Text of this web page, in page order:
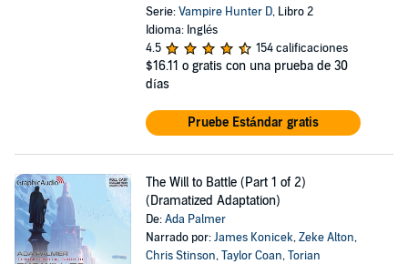
Serie:Vampire Hunter D, Libro 2
Idioma: Inglés
4.5
154 calificaciones
$16.11 o gratis con una prueba de 30
días
Pruebe Estándar gratis
The Will to Battle (Part 1 of 2)
(Dramatized Adaptation)
De:Ada Palmer
Narrado por:James Konicek,Zeke Alton,
Chris Stinson,Taylor Coan,Torian